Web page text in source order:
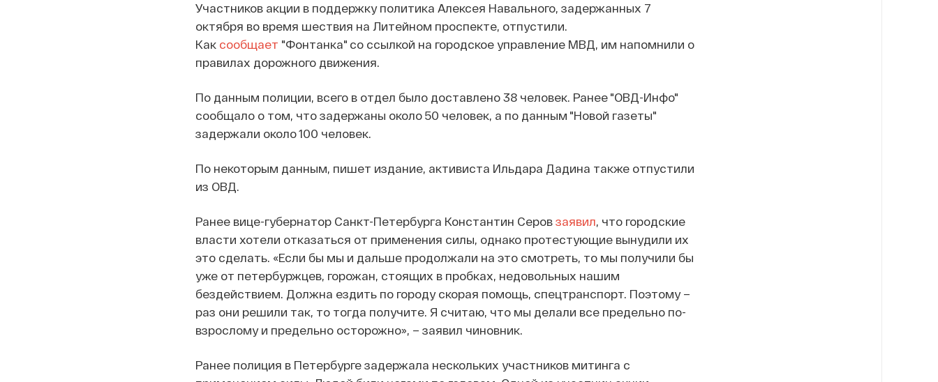
Участников акции в поддержку политика Алексея Навального, задержанных 7
октября во время шествия на Литейном проспекте, отпустили.
Как сообщает "Фонтанка" со ссылкой на городское управление МВД, им напомнили о
правилах дорожного движения.
По данным полиции, всего в отдел было доставлено 38 человек. Ранее "ОВД-Инфо"
сообщало о том, что задержаны около 50 человек, а по данным "Новой газеты"
задержали около 100 человек.
По некоторым данным, пишет издание, активиста Ильдара Дадина также отпустили
из ОВД.
Ранее вице-губернатор Санкт-Петербурга Константин Серов заявил, что городские
власти хотели отказаться от применения силы, однако протестующие вынудили их
это сделать. «Если бы мы и дальше продолжали на это смотреть, то мы получили бы
уже от петербуржцев, горожан, стоящих в пробках, недовольных нашим
бездействием. Должна ездить по городу скорая помощь, спецтранспорт. Поэтому –
раз они решили так, то тогда получите. Я считаю, что мы делали все предельно по-
взрослому и предельно осторожно», – заявил чиновник.
Ранее полиция в Петербурге задержала нескольких участников митинга с